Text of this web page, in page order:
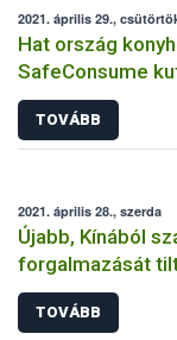
2021. április 29.,
Hat ország
SafeConsume
TOVÁBB
2021. április 28., szerda
Újabb, Kínából
forgalmazását
TOVÁBB